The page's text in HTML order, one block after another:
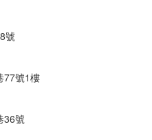
號
77號1樓
36號